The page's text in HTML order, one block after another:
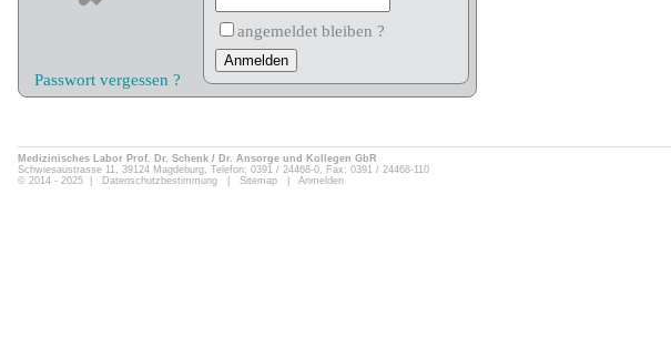
angemeldet bleiben ?
Passwort vergessen ?
Medizinisches Labor Prof. Dr. Schenk / Dr. Ansorge und Kollegen GbR
Schwiesaustrasse 11, 39124 Magdeburg, Telefon: 0391 / 24468-0, Fax: 0391 / 24468-110
© 2014 - 2025 | Datenschutzbestimmung Sitemap Anmelden